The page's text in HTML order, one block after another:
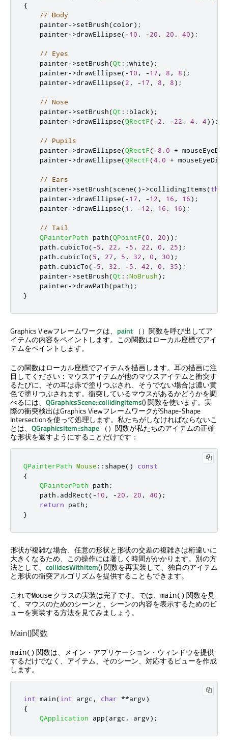
{
// Body
    painter
->setBrush(color);
    painter
->drawEllipse(-10 , -20 , 20 , 40);
// Eyes
    painter
->setBrush(Qt ::white);
    painter
->drawEllipse(-10 , -17 , 8 , 8);
    painter
->drawEllipse(2 , -17 , 8 , 8);
// Nose
    painter
->setBrush(Qt :: black);
    painter
->drawEllipse(QRectF(-2 , -22 , 4, 4));
// Pupils
    painter
->drawEllipse(QRectF(-8.0 +
    painter
->drawEllipse(QRectF(4.0 +
// Ears
    painter
->setBrush(scene()->collidingItems(this
    painter
->drawEllipse(-17 , -12 , 16 , 16);
    painter
->drawEllipse(1 , -12 , 16 , 16);
// Tail
QPainterPath path(QPointF(0 , 20));
    path
. cubicTo(-5 , 22 , -5 , 22 , 0 , 25);
    path
. cubicTo(5 , 27 , 5 , 32 , 0 , 30);
    path
. cubicTo(-5 , 32 , -5 , 42 , 0 , 35);
    painter
->setBrush(Qt ::NoBrush);
    painter
->drawPath(path);
}
Graphics Viewフレームワークは、 paint （）関数を呼び出してア
イテムの内容をペイントします。この関数はローカル座標でアイ
テムをペイントします。
この関数はローカル座標でアイテムを描画します。耳の描画に注
目してください：マウスアイテムが他のマウスアイテムと衝突す
るたびに、その耳は赤で塗りつぶされ、そうでない場合は濃い黄
色で塗りつぶされます。衝突しているマウスがあるかどうかを調
べるには、 QGraphicsScene::collidingItems() 関数を使います。実
際の衝突検出はGraphics ViewフレームワークがShape-Shape
Intersectionを使って処理します。私たちがしなければならないこ
とは、 QGraphicsItem::shape （）関数が私たちのアイテムの正確
な形状を返すようにすることだけです：
QPainterPath Mouse :: shape()
const
{
QPainterPath path ;
    path
. addRect(-10 , -20 , 20 , 40);
return path ;
}
形状が複雑な場合、任意の形状と形状の交差の複雑さは桁違いに
大きくなるため、この操作には著しく時間がかかります。別の方
法として、 collidesWithItem() 関数を再実装して、独自のアイテム
と形状の衝突アルゴリズムを提供することもできます。
これでMouse クラスの実装は完了です。では、 main() 関数を見
て、マウスのためのシーンと、シーンの内容を表示するためのビ
ューを実装する方法を見てみましょう。
Main()関数
main() 関数は、メイン・アプリケーション・ウィンドウを提供
するだけでなく、アイテム、そのシーン、対応するビューを作成
します。
int main(int argc , char **argv)
{
QApplication app(argc , argv);